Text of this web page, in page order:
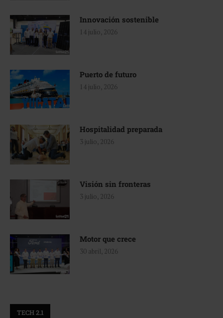
Innovación sostenible
14 julio, 2026
Puerto de futuro
14 julio, 2026
Hospitalidad preparada
3 julio, 2026
Visión sin fronteras
3 julio, 2026
Motor que crece
30 abril, 2026
TECH 2.1